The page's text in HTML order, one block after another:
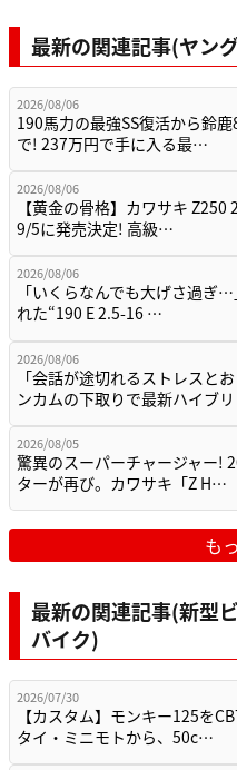
最新の関連記事(ヤン
2026/08/06
190馬力の最強SS復活から鈴
で! 237万円で手に入る最…
2026/08/06
【黄金の骨格】カワサキ
9/5に発売決定! 高級…
2026/08/06
「いくらなんでも大げさ過ぎ
れた“190 E 2.5-16 …
2026/08/06
「会話が途切れるストレスと
ンカムの下取りで最新ハイブ
2026/08/05
驚異のスーパーチャージャー!
ターが再び。カワサキ「Z H…
も
最新の関連記事(新型
バイク)
2026/07/30
【カスタム】モンキー125を
タイ・ミニモトから、50c…